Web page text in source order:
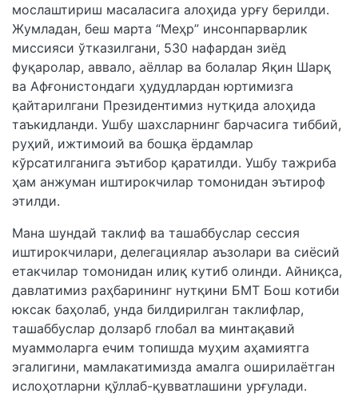
мослаштириш масаласига алоҳида урғу берилди.
Жумладан, беш марта “Меҳр” инсонпарварлик
миссияси ўтказилгани, 530 нафардан зиёд
фуқаролар, аввало, аёллар ва болалар Яқин Шарқ
ва Афғонистондаги ҳудудлардан юртимизга
қайтарилгани Президентимиз нутқида алоҳида
таъкидланди. Ушбу шахсларнинг барчасига тиббий,
руҳий, ижтимоий ва бошқа ёрдамлар
кўрсатилганига эътибор қаратилди. Ушбу тажриба
ҳам анжуман иштирокчилар томонидан эътироф
этилди.
Мана шундай таклиф ва ташаббуслар сессия
иштирокчилари, делегациялар аъзолари ва сиёсий
етакчилар томонидан илиқ кутиб олинди. Айниқса,
давлатимиз раҳбарининг нутқини БМТ Бош котиби
юксак баҳолаб, унда билдирилган таклифлар,
ташаббуслар долзарб глобал ва минтақавий
муаммоларга ечим топишда муҳим аҳамиятга
эгалигини, мамлакатимизда амалга оширилаётган
ислоҳотларни қўллаб-қувватлашини урғулади.